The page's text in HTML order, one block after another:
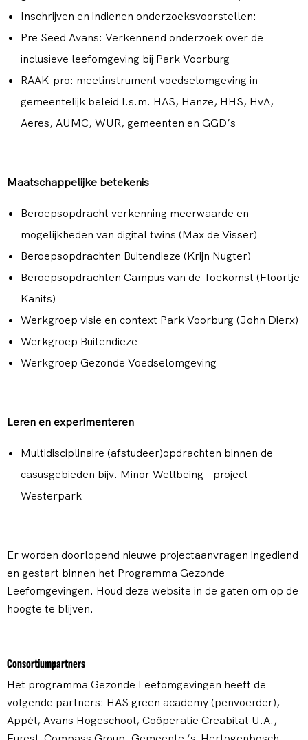
Inschrijven en indienen onderzoeksvoorstellen:
Pre Seed Avans: Verkennend onderzoek over de
inclusieve leefomgeving bij Park Voorburg
RAAK-pro: meetinstrument voedselomgeving in
gemeentelijk beleid I.s.m. HAS, Hanze, HHS, HvA,
Aeres, AUMC, WUR, gemeenten en GGD’s
Maatschappelijke betekenis
Beroepsopdracht verkenning meerwaarde en
mogelijkheden van digital twins (Max de Visser)
Beroepsopdrachten Buitendieze (Krijn Nugter)
Beroepsopdrachten Campus van de Toekomst (Floortje
Kanits)
Werkgroep visie en context Park Voorburg (John Dierx)
Werkgroep Buitendieze
Werkgroep Gezonde Voedselomgeving
Leren en experimenteren
Multidisciplinaire (afstudeer)opdrachten binnen de
casusgebieden bijv. Minor Wellbeing – project
Westerpark
Er worden doorlopend nieuwe projectaanvragen ingediend
en gestart binnen het Programma Gezonde
Leefomgevingen. Houd deze website in de gaten om op de
hoogte te blijven.
Consortiumpartners
Het programma Gezonde Leefomgevingen heeft de
volgende partners: HAS green academy (penvoerder),
Appèl, Avans Hogeschool, Coöperatie Creabitat U.A.,